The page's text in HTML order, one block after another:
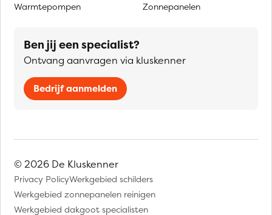
Warmtepompen
Zonnepanelen
Ben jij een specialist?
Ontvang aanvragen via kluskenner
Bedrijf aanmelden
© 2026 De Kluskenner
Privacy PolicyWerkgebied schilders
Werkgebied zonnepanelen reinigen
Werkgebied dakgoot specialisten